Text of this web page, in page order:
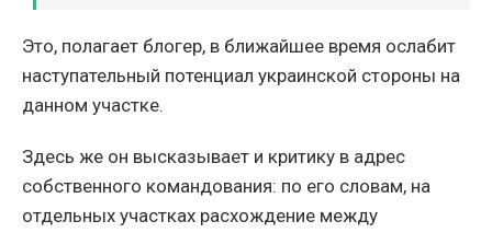
Это, полагает блогер, в ближайшее время ослабит
наступательный потенциал украинской стороны на
данном участке.
Здесь же он высказывает и критику в адрес
собственного командования: по его словам, на
отдельных участках расхождение между